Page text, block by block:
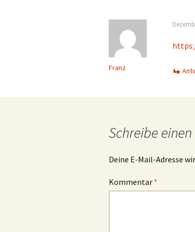
Franz
Schreibe
Deine E-Mail-Adresse
Kommentar *